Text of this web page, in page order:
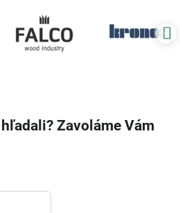
Zavoláme Vám